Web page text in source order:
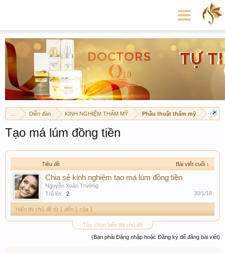
Diễn đàn KINH NGHIỆM THẨM MỸ Phẫu thuật thẩm mỹ
Tạo má lúm đồng tiền
Tiêu đề Bài viết cuối ↓
Chia sẻ kinh nghiệm tạo má lúm đồng tiền
Nguyễn Xuân Trường
Trả lời:
2 30/1/18
Hiển thị chủ đề từ 1 đến 1 của 1
Tùy chọn hiển thị chủ đề
(Bạn phải Đăng nhập hoặc Đăng ký để đăng bài viết)